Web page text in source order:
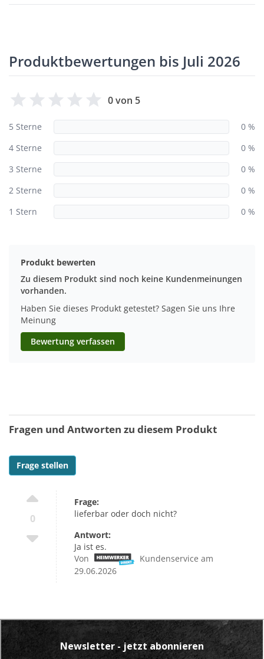
Produktbewertungen bis Juli 2026
0 von 5
5 Sterne
0 %
4 Sterne
0 %
3 Sterne
0 %
2 Sterne
0 %
1 Stern
0 %
Produkt bewerten
Zu diesem Produkt sind noch keine Kundenmeinungen
vorhanden.
Haben Sie dieses Produkt getestet? Sagen Sie uns Ihre
Meinung
Bewertung verfassen
Fragen und Antworten zu diesem Produkt
Frage stellen
0
Frage:
lieferbar oder doch nicht?
Antwort:
Ja ist es.
Von
Kundenservice am
29.06.2026